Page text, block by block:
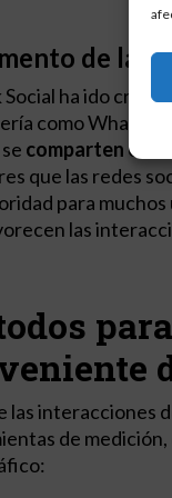
de las
Social ha ido
como
comparten
que las redes
para
las
las interacciones
de